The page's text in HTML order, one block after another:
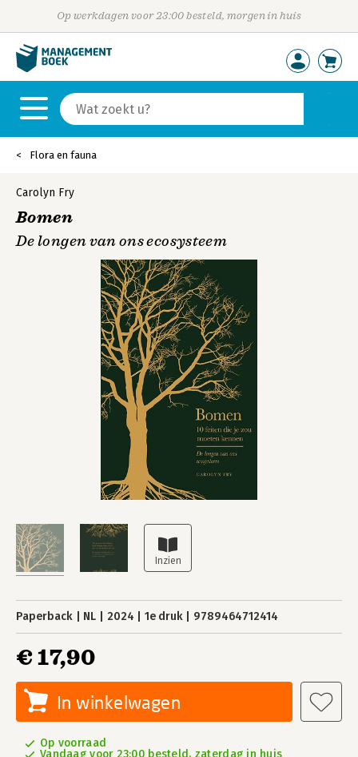
Op werkdagen voor 23:00 besteld, morgen in huis
Flora en fauna
Carolyn Fry
Bomen
De longen van ons ecosysteem
Paperback NL 2024 1e druk 9789464712414
€ 17,90
In winkelwagen
Op voorraad
Vandaag voor 23:00 besteld, zaterdag in huis